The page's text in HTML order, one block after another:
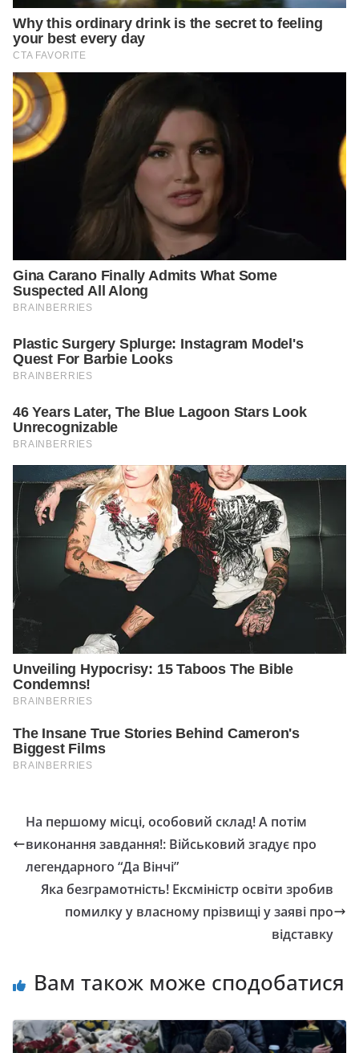
На першому місці, особовий склад! А потім
виконання завдання!: Військовий згадує про
легендарного “Да Вінчі”
Яка безграмотність! Ексміністр освіти зробив
помилку у власному прізвищі у заяві про
відставку
Вам також може сподобатися